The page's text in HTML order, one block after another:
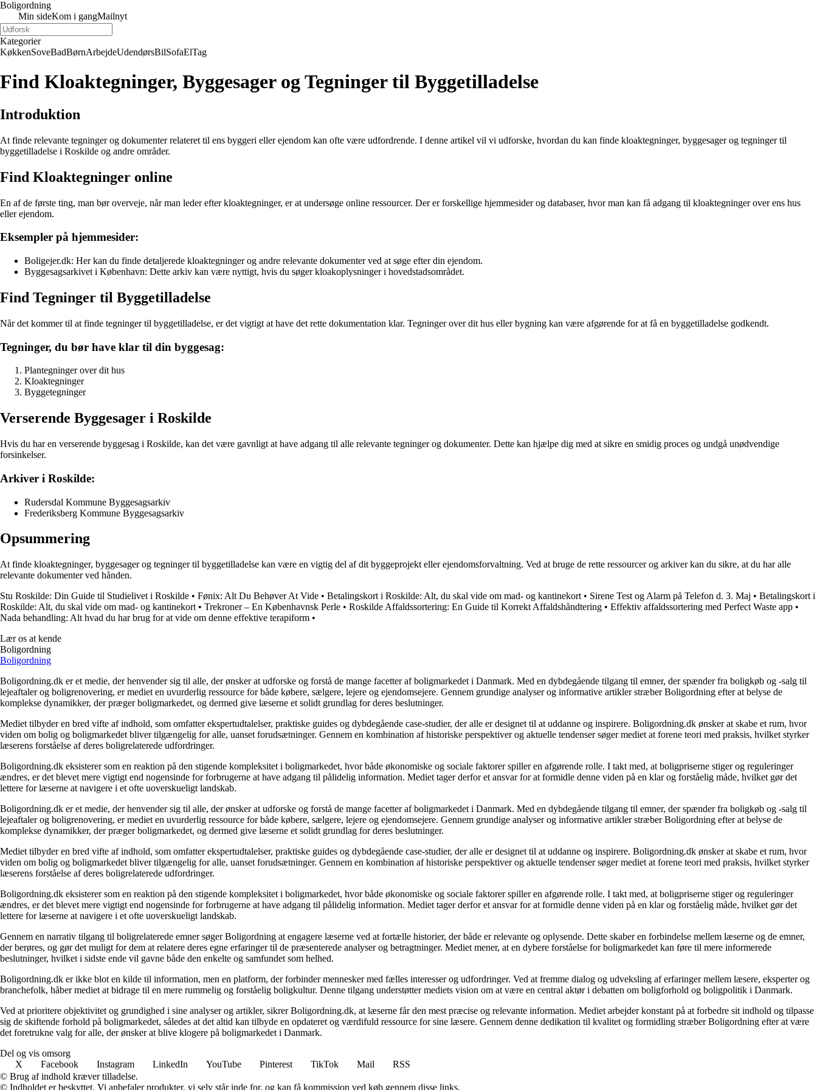
Boligordning
Min sideKom i gangMailnyt
Kategorier
KøkkenSoveBadBørnArbejdeUdendørsBilSofaElTag
Find Kloaktegninger, Byggesager og Tegninger til Byggetilladelse
Introduktion
At finde relevante tegninger og dokumenter relateret til ens byggeri eller ejendom kan ofte være udfordrende. I denne artikel vil vi udforske, hvordan du kan finde kloaktegninger, byggesager og tegninger til
byggetilladelse i Roskilde og andre områder.
Find Kloaktegninger online
En af de første ting, man bør overveje, når man leder efter kloaktegninger, er at undersøge online ressourcer. Der er forskellige hjemmesider og databaser, hvor man kan få adgang til kloaktegninger over ens hus
eller ejendom.
Eksempler på hjemmesider:
Boligejer.dk: Her kan du finde detaljerede kloaktegninger og andre relevante dokumenter ved at søge efter din ejendom.
Byggesagsarkivet i København: Dette arkiv kan være nyttigt, hvis du søger kloakoplysninger i hovedstadsområdet.
Find Tegninger til Byggetilladelse
Når det kommer til at finde tegninger til byggetilladelse, er det vigtigt at have det rette dokumentation klar. Tegninger over dit hus eller bygning kan være afgørende for at få en byggetilladelse godkendt.
Tegninger, du bør have klar til din byggesag:
Plantegninger over dit hus
Kloaktegninger
Byggetegninger
Verserende Byggesager i Roskilde
Hvis du har en verserende byggesag i Roskilde, kan det være gavnligt at have adgang til alle relevante tegninger og dokumenter. Dette kan hjælpe dig med at sikre en smidig proces og undgå unødvendige
forsinkelser.
Arkiver i Roskilde:
Rudersdal Kommune Byggesagsarkiv
Frederiksberg Kommune Byggesagsarkiv
Opsummering
At finde kloaktegninger, byggesager og tegninger til byggetilladelse kan være en vigtig del af dit byggeprojekt eller ejendomsforvaltning. Ved at bruge de rette ressourcer og arkiver kan du sikre, at du har alle
relevante dokumenter ved hånden.
Stu Roskilde: Din Guide til Studielivet i Roskilde • Fønix: Alt Du Behøver At Vide • Betalingskort i Roskilde: Alt, du skal vide om mad- og kantinekort • Sirene Test og Alarm på Telefon d. 3. Maj • Betalingskort i
Roskilde: Alt, du skal vide om mad- og kantinekort • Trekroner – En Københavnsk Perle • Roskilde Affaldssortering: En Guide til Korrekt Affaldshåndtering • Effektiv affaldssortering med Perfect Waste app •
Nada behandling: Alt hvad du har brug for at vide om denne effektive terapiform •
Lær os at kende
Boligordning
Boligordning
Boligordning.dk er et medie, der henvender sig til alle, der ønsker at udforske og forstå de mange facetter af boligmarkedet i Danmark. Med en dybdegående tilgang til emner, der spænder fra boligkøb og -salg til
lejeaftaler og boligrenovering, er mediet en uvurderlig ressource for både købere, sælgere, lejere og ejendomsejere. Gennem grundige analyser og informative artikler stræber Boligordning efter at belyse de
komplekse dynamikker, der præger boligmarkedet, og dermed give læserne et solidt grundlag for deres beslutninger.
Mediet tilbyder en bred vifte af indhold, som omfatter ekspertudtalelser, praktiske guides og dybdegående case-studier, der alle er designet til at uddanne og inspirere. Boligordning.dk ønsker at skabe et rum, hvor
viden om bolig og boligmarkedet bliver tilgængelig for alle, uanset forudsætninger. Gennem en kombination af historiske perspektiver og aktuelle tendenser søger mediet at forene teori med praksis, hvilket styrker
læserens forståelse af deres boligrelaterede udfordringer.
Boligordning.dk eksisterer som en reaktion på den stigende kompleksitet i boligmarkedet, hvor både økonomiske og sociale faktorer spiller en afgørende rolle. I takt med, at boligpriserne stiger og reguleringer
ændres, er det blevet mere vigtigt end nogensinde for forbrugerne at have adgang til pålidelig information. Mediet tager derfor et ansvar for at formidle denne viden på en klar og forståelig måde, hvilket gør det
lettere for læserne at navigere i et ofte uoverskueligt landskab.
Boligordning.dk er et medie, der henvender sig til alle, der ønsker at udforske og forstå de mange facetter af boligmarkedet i Danmark. Med en dybdegående tilgang til emner, der spænder fra boligkøb og -salg til
lejeaftaler og boligrenovering, er mediet en uvurderlig ressource for både købere, sælgere, lejere og ejendomsejere. Gennem grundige analyser og informative artikler stræber Boligordning efter at belyse de
komplekse dynamikker, der præger boligmarkedet, og dermed give læserne et solidt grundlag for deres beslutninger.
Mediet tilbyder en bred vifte af indhold, som omfatter ekspertudtalelser, praktiske guides og dybdegående case-studier, der alle er designet til at uddanne og inspirere. Boligordning.dk ønsker at skabe et rum, hvor
viden om bolig og boligmarkedet bliver tilgængelig for alle, uanset forudsætninger. Gennem en kombination af historiske perspektiver og aktuelle tendenser søger mediet at forene teori med praksis, hvilket styrker
læserens forståelse af deres boligrelaterede udfordringer.
Boligordning.dk eksisterer som en reaktion på den stigende kompleksitet i boligmarkedet, hvor både økonomiske og sociale faktorer spiller en afgørende rolle. I takt med, at boligpriserne stiger og reguleringer
ændres, er det blevet mere vigtigt end nogensinde for forbrugerne at have adgang til pålidelig information. Mediet tager derfor et ansvar for at formidle denne viden på en klar og forståelig måde, hvilket gør det
lettere for læserne at navigere i et ofte uoverskueligt landskab.
Gennem en narrativ tilgang til boligrelaterede emner søger Boligordning at engagere læserne ved at fortælle historier, der både er relevante og oplysende. Dette skaber en forbindelse mellem læserne og de emner,
der berøres, og gør det muligt for dem at relatere deres egne erfaringer til de præsenterede analyser og betragtninger. Mediet mener, at en dybere forståelse for boligmarkedet kan føre til mere informerede
beslutninger, hvilket i sidste ende vil gavne både den enkelte og samfundet som helhed.
Boligordning.dk er ikke blot en kilde til information, men en platform, der forbinder mennesker med fælles interesser og udfordringer. Ved at fremme dialog og udveksling af erfaringer mellem læsere, eksperter og
branchefolk, håber mediet at bidrage til en mere rummelig og forståelig boligkultur. Denne tilgang understøtter mediets vision om at være en central aktør i debatten om boligforhold og boligpolitik i Danmark.
Ved at prioritere objektivitet og grundighed i sine analyser og artikler, sikrer Boligordning.dk, at læserne får den mest præcise og relevante information. Mediet arbejder konstant på at forbedre sit indhold og tilpasse
sig de skiftende forhold på boligmarkedet, således at det altid kan tilbyde en opdateret og værdifuld ressource for sine læsere. Gennem denne dedikation til kvalitet og formidling stræber Boligordning efter at være
det foretrukne valg for alle, der ønsker at blive klogere på boligmarkedet i Danmark.
Del og vis omsorg
X
Facebook Instagram LinkedIn YouTube Pinterest TikTok Mail
RSS
© Brug af indhold kræver tilladelse.
© Indholdet er beskyttet. Vi anbefaler produkter, vi selv står inde for, og kan få kommission ved køb gennem disse links.